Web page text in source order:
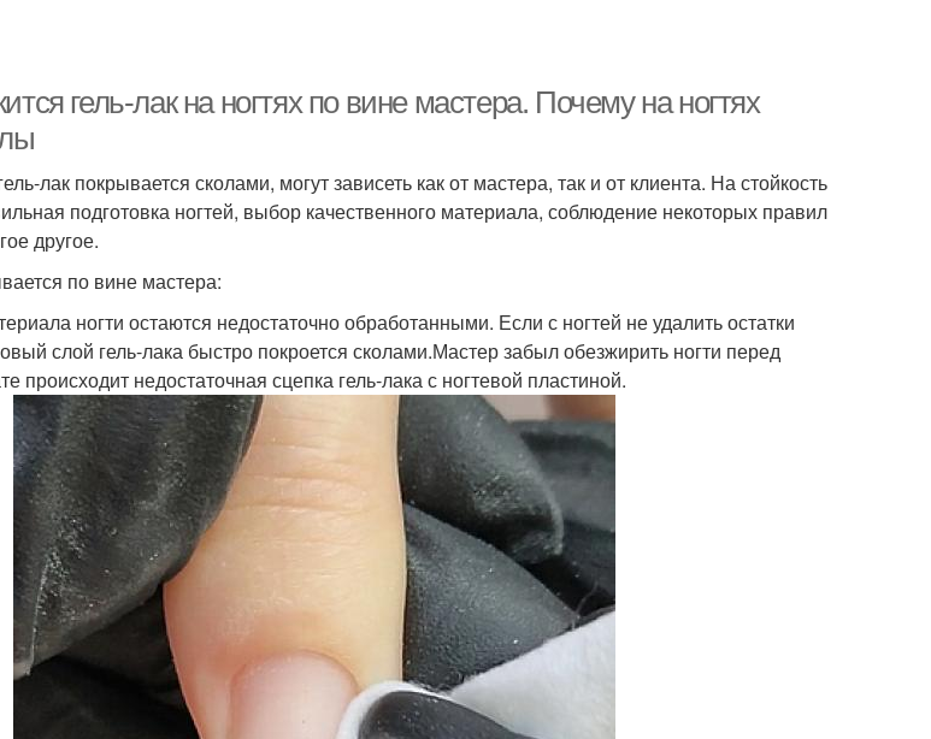
гель-лак на ногтях по вине мастера. Почему на ногтях
лак покрывается сколами, могут зависеть как от мастера, так и от клиента. На стойкость
подготовка ногтей, выбор качественного материала, соблюдение некоторых правил
другое.
по вине мастера:
ногти остаются недостаточно обработанными. Если с ногтей не удалить остатки
слой гель-лака быстро покроется сколами.Мастер забыл обезжирить ногти перед
происходит недостаточная сцепка гель-лака с ногтевой пластиной.